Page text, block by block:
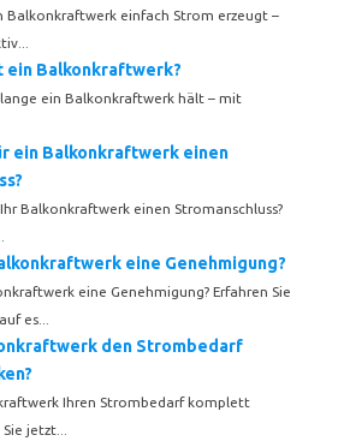
Balkonkraftwerk einfach Strom erzeugt –
ein Balkonkraftwerk?
lange ein Balkonkraftwerk hält – mit
ein Balkonkraftwerk einen
Balkonkraftwerk einen Stromanschluss?
eine Genehmigung?
eine Genehmigung? Erfahren Sie
es...
den Strombedarf
Ihren Strombedarf komplett
jetzt...